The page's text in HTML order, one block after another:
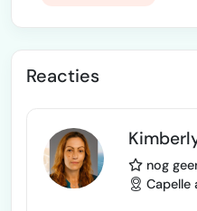
Reacties
nog
Capelle